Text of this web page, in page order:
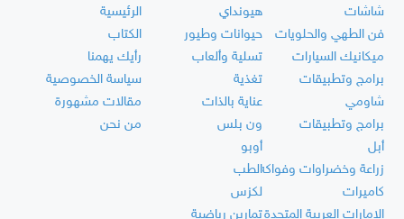
شاشات
هيونداي
فن الطهي والحلويات
حيوانات وطيور
ميكانيك السيارات
تسلية وألعاب
برامج وتطبيقات
تغذية
شاومي
عناية بالذات
برامج وتطبيقات
ون بلس
أبل
أوبو
زراعة وخضراوات وفواكهالطب
كاميرات
لكزس
الإمارات العربية المتحدةتمارين رياضية
الرئيسية
الكتاب
رأيك يهمنا
سياسة الخصوصية
مقالات مشهورة
من نحن